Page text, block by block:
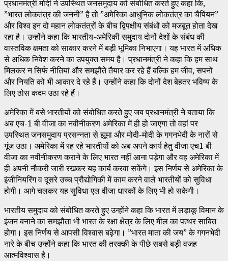
प्रधानमंत्री मोदी ने उपस्थित जनसमुदाय को संबोधित करते हुए कहा कि,
”भारत लोकतंत्र की जननी” है तो ”अमेरिका आधुनिक लोकतंत्र का चैपिंयन”
और विश्व इन दो महान लोकतंत्रों के बीच द्विपक्षीय संबंधों को मजबूत होता देख
रहा है। उन्होंने कहा कि भारतीय-अमेरिकी समुदाय दोनों देशों के संबंध की
वास्तविक क्षमता को साकार करने में बड़ी भूमिका निभाएगा। यह भारत में अधिक
से अधिक निवेश करने का उपयुक्त समय है। प्रधानमंत्री ने कहा कि हम साथ
मिलकर न सिर्फ नीतियां और समझौते तैयार कर रहे हैं बल्कि हम जीव, सपनों
और नियति को भी आकार दे रहे हैं। उन्होंने कहा कि दोनों देश बेहतर भविष्य के
लिए ठोस कदम उठा रहे हैं।
अमेरिका में बसे भारतीयों को संबोधित करते हुए जब प्रधानमंत्री ने बताया कि
अब एच-1 बी वीजा का नवीनीकरण अमेरिका में ही हो जाएगा तो वहां पर
उपस्थित जनसमुदाय प्रसन्नता से झूमा और मोदी-मोदी के गगनभेदी के नारों से
गूंज उठा। अमेरिका में रह रहे भारतीयों को अब अपने कार्य हेतु वीजा एच1 बी
वीजा का नवीनीकरण कराने के लिए भारत नहीं आना पड़ेगा और वह अमेरिका में
ही अपनी नौकरी जारी रखकर यह कार्य करवा सकेंगे। इस निर्णय से अमेरिका के
इंजीनियरिंग व दूसरे उच्च प्रौद्योगिकी में काम करने वाले भारतीयों को सुविधा
होगी। आगे चलकर यह सुविधा एल वीजा धारकों के लिए भी हो सकेगी।
भारतीय समुदाय को संबोधित करते हुए उन्होंने कहा कि भारत में लड़ाकू विमान के
इंजन बनाने का समझौता भी भारत के रक्षा क्षेत्र के लिए मील का पत्थर साबित
होगा। इस निर्णय से आपसी विश्वास बढ़ेगा। ”भारत माता की जय” के गगनभेदी
नारे के बीच उन्होंने कहा कि भारत की तरक्की के पीछे सबसे बड़ी वजह
आत्मविश्वास है।